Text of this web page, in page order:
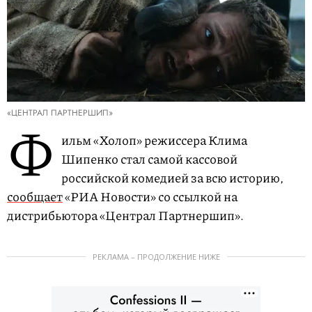
«ЦЕНТРАЛ ПАРТНЕРШИП»
Ф ильм «Холоп» режиссера Клима
Шипенко стал самой кассовой
российской комедией за всю историю,
сообщает«РИА Новости» со ссылкой на
дистрибьютора «Централ Партнершип».
РЕКЛАМА – ПРОДОЛЖЕНИЕ НИЖЕ